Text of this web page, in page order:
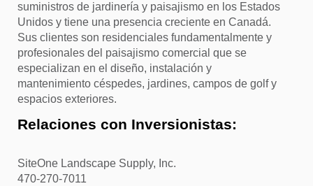
suministros de jardinería y paisajismo en los Estados
Unidos y tiene una presencia creciente en Canadá.
Sus clientes son residenciales fundamentalmente y
profesionales del paisajismo comercial que se
especializan en el diseño, instalación y
mantenimiento céspedes, jardines, campos de golf y
espacios exteriores.
Relaciones con Inversionistas:
SiteOne Landscape Supply, Inc.
470-270-7011